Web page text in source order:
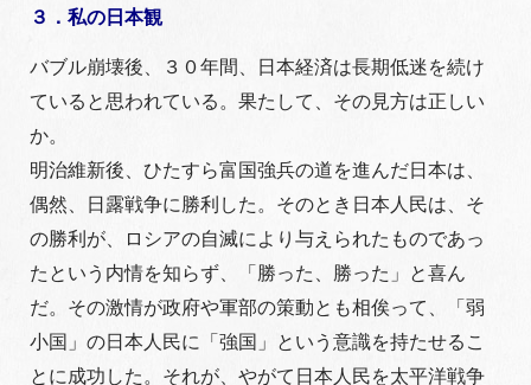
３．私の日本観
バブル崩壊後、３０年間、日本経済は長期低迷を続け
ていると思われている。果たして、その見方は正しい
か。
明治維新後、ひたすら富国強兵の道を進んだ日本は、
偶然、日露戦争に勝利した。そのとき日本人民は、そ
の勝利が、ロシアの自滅により与えられたものであっ
たという内情を知らず、「勝った、勝った」と喜ん
だ。その激情が政府や軍部の策動とも相俟って、「弱
小国」の日本人民に「強国」という意識を持たせるこ
とに成功した。それが、やがて日本人民を太平洋戦争